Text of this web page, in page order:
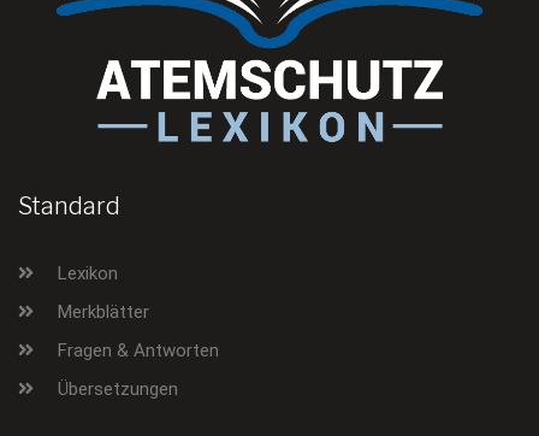
Standard
Lexikon
Merkblätter
Fragen & Antworten
Übersetzungen